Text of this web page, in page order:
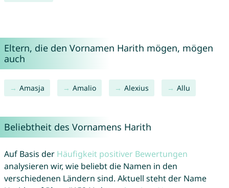
Eltern, die den Vornamen Harith mögen, mögen
auch
Amasja Amalio Alexius Allu
Beliebtheit des Vornamens Harith
Auf Basis der Häufigkeit positiver Bewertungen
analysieren wir, wie beliebt die Namen in den
verschiedenen Ländern sind. Aktuell steht der Name